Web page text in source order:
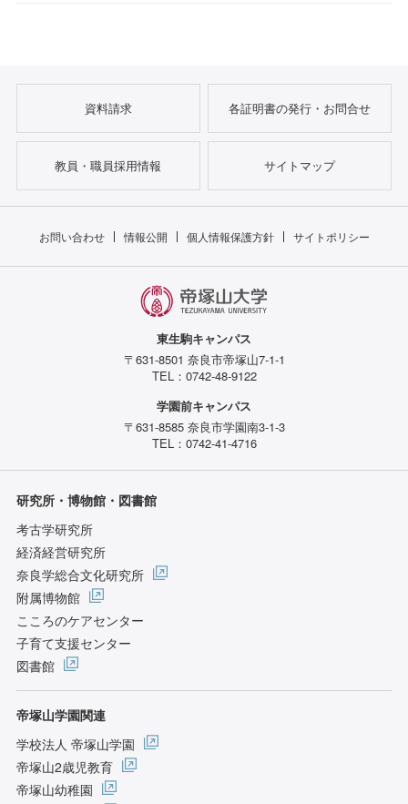
資料請求 各証明書の発行・お問合せ
教員・職員採用情報 サイトマップ
お問い合わせ 情報公開 個人情報保護方針 サイトポリシー
東生駒キャンパス
〒631-8501 奈良市帝塚山7-1-1
TEL：0742-48-9122
学園前キャンパス
〒631-8585 奈良市学園南3-1-3
TEL：0742-41-4716
研究所・博物館・図書館
考古学研究所
経済経営研究所
奈良学総合文化研究所
附属博物館
こころのケアセンター
子育て支援センター
図書館
帝塚山学園関連
学校法人 帝塚山学園
帝塚山2歳児教育
帝塚山幼稚園